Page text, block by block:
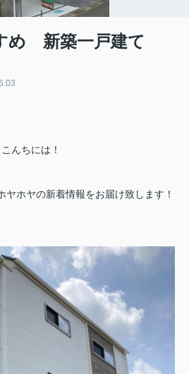
め 新築一戸建て
こんちには！
ヤホヤの新着情報をお届け致します！